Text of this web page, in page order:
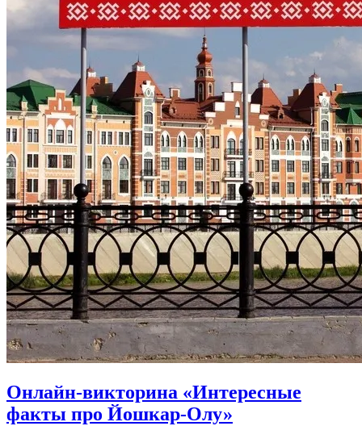
Онлайн-викторина «Интересные
факты про Йошкар-Олу»